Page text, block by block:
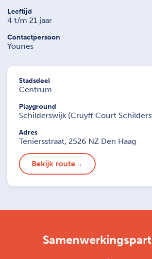
Leeftijd
4 t/m 21 jaar
Contactpersoon
Younes
Stadsdeel
Centrum
Playground
Schilderswijk (Cruyff Court
Adres
Teniersstraat, 2526 NZ Den Haag
Bekijk route